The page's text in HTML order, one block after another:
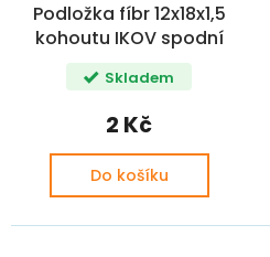
Podložka fíbr 12x18x1,5
kohoutu IKOV spodní
Skladem
2 Kč
Do košíku